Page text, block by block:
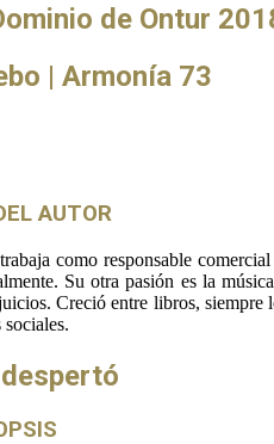
de Ontur
| Armonía 73
AUTOR
como responsable
Su otra pasión es la
Creció entre libros,